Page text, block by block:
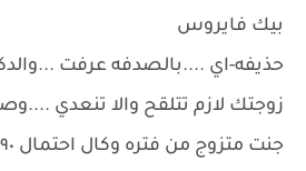
بيك فايروس
حذيفه-اي ....بالصدفه عرفت
زوجتك لازم تتلقح والا تنعدي
جنت متزوج من فتره وكال احتمال ٩٠بالميه اصابتها